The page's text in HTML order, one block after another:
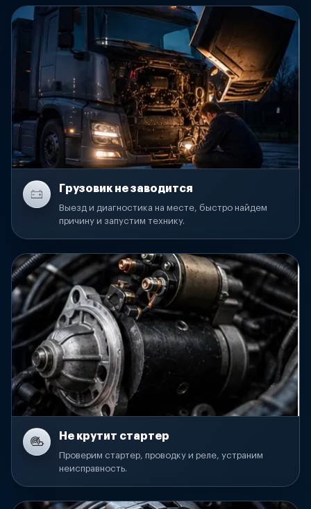
Грузовик не заводится
Выезд и диагностика на месте, быстро найдем
причину и запустим технику.
Не крутит стартер
Проверим стартер, проводку и реле, устраним
неисправность.